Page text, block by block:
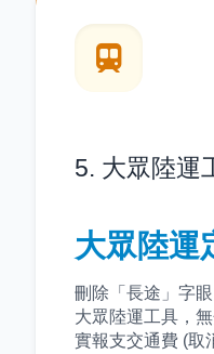
5. 大眾陸運
大眾陸運
刪除「長途」字
大眾陸運工具，
實報支交通費 (取